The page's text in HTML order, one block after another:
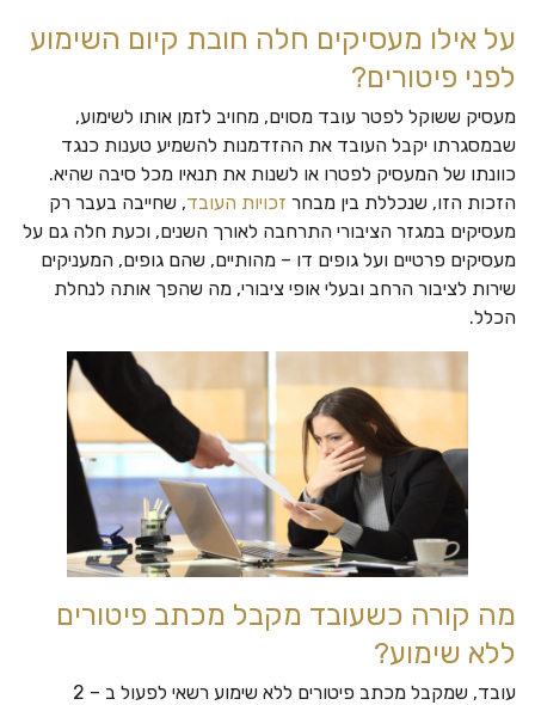
על אילו מעסיקים חלה חובת קיום השימוע
לפני פיטורים?
מעסיק ששוקל לפטר עובד מסוים, מחויב לזמן אותו לשימוע,
שבמסגרתו יקבל העובד את ההזדמנות להשמיע טענות כנגד
כוונתו של המעסיק לפטרו או לשנות את תנאיו מכל סיבה שהיא.
הזכות הזו, שנכללת בין מבחר זכויות העובד, שחייבה בעבר רק
מעסיקים במגזר הציבורי התרחבה לאורך השנים, וכעת חלה גם על
מעסיקים פרטיים ועל גופים דו – מהותיים, שהם גופים, המעניקים
שירות לציבור הרחב ובעלי אופי ציבורי, מה שהפך אותה לנחלת
הכלל.
מה קורה כשעובד מקבל מכתב פיטורים
ללא שימוע?
עובד, שמקבל מכתב פיטורים ללא שימוע רשאי לפעול ב – 2